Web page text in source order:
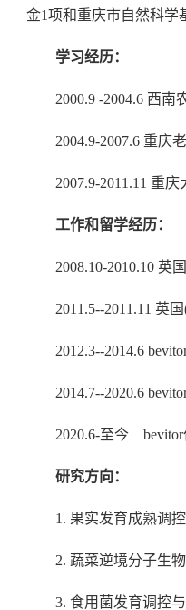
金1项和重庆市自然科学
学习经历：
2000.9 -2004.6 西
2004.9-2007.6 重庆
2007.9-2011.11 重
工作和留学经历：
2008.10-2010.10 英
2011.5--2011.11 英
2012.3--2014.6
2014.7--2020.6
2020.6-至今
研究方向：
1. 果实发育成熟调
2. 蔬菜逆境分子生物
3. 食用菌发育调控与